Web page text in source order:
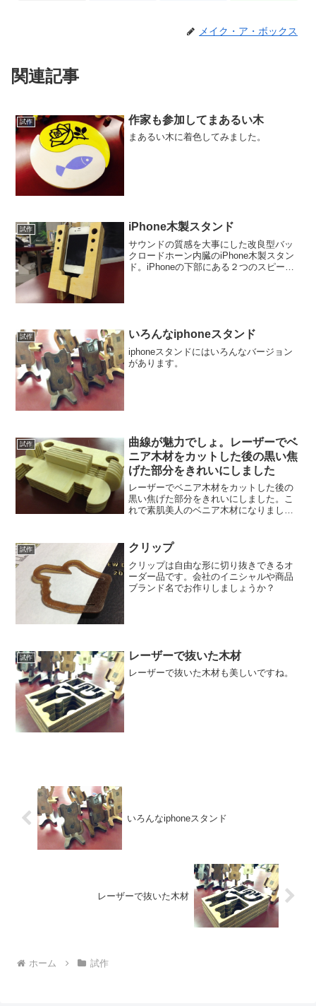
メイク・ア・ボックス
関連記事
試作 作家も参加してまあるい木
まあるい木に着色してみました。
試作 iPhone木製スタンド
サウンドの質感を大事にした改良型バッ
クロードホーン内臓のiPhone木製スタン
ド。iPhoneの下部にある２つのスピーカ
試作 いろんなiphoneスタンド
iphoneスタンドにはいろんなバージョン
があります。
試作
曲線が魅力でしょ。レーザーでベ
ニア木材をカットした後の黒い焦
げた部分をきれいにしました
レーザーでベニア木材をカットした後の
黒い焦げた部分をきれいにしました。こ
れで素肌美人のベニア木材になりまし
試作 クリップ
クリップは自由な形に切り抜きできるオ
ーダー品です。会社のイニシャルや商品
ブランド名でお作りしましょうか？
試作 レーザーで抜いた木材
レーザーで抜いた木材も美しいですね。
いろんなiphoneスタンド
レーザーで抜いた木材
ホーム 試作